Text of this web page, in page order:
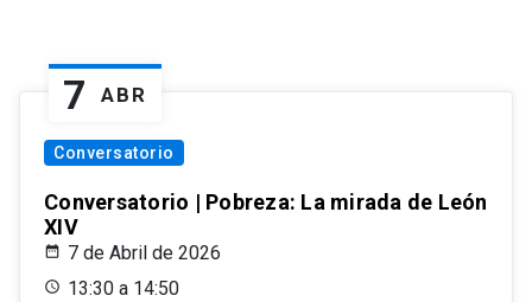
7 ABR
Conversatorio
Conversatorio | Pobreza: La mirada de León
XIV
7 de Abril de 2026
13:30 a 14:50